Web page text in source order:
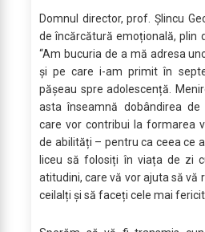
Domnul director, prof. Șlincu
de încărcătură emoțională, plin
“Am bucuria de a mă adresa
și pe care i-am primit în
pășeau spre adolescență.
asta înseamnă dobândirea
care vor contribui la formarea
de abilități – pentru ca ceea ce
liceu să folosiți în viața de zi
atitudini, care vă vor ajuta să vă
ceilalți și să faceți cele mai